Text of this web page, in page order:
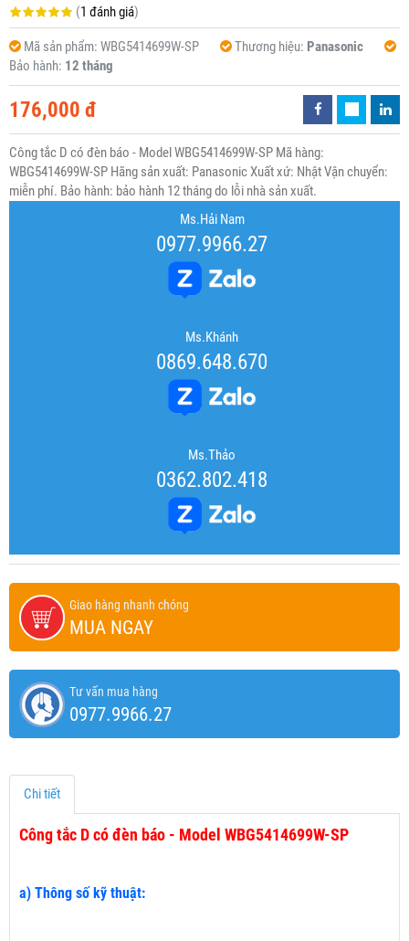
(1 đánh giá)
Mã sản phẩm: WBG5414699W-SP Thương hiệu: Panasonic
Bảo hành: 12 tháng
176,000 đ
Công tắc D có đèn báo - Model WBG5414699W-SP Mã hàng:
WBG5414699W-SP Hãng sản xuất: Panasonic Xuất xứ: Nhật Vận chuyển:
miễn phí. Bảo hành: bảo hành 12 tháng do lỗi nhà sản xuất.
Ms.Hải Nam
0977.9966.27
Ms.Khánh
0869.648.670
Ms.Thảo
0362.802.418
Giao hàng nhanh chóng
MUA NGAY
Tư vấn mua hàng
0977.9966.27
Chi tiết
Công tắc D có đèn báo - Model WBG5414699W-SP
a) Thông số kỹ thuật: